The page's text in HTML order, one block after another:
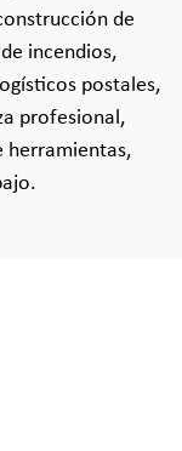
de
incendios,
postales,
profesional,
herramientas,